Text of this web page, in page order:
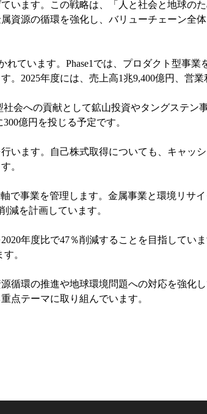
います。この戦略は、「人と社会と地球の
資源の循環を強化し、バリューチェーン全
れています。Phase1では、プロダクト型事
2025年度には、売上高1兆9,400億円、営業
会への貢献として鉱山投資やタングステン
億円を投じる予定です。
います。自己株式取得についても、キャッ
。
事業を管理します。金属事業と環境リサ
減を計画しています。
年度比で47％削減することを目指してい
。
循環の推進や地球環境問題への対応を強化
点テーマに取り組んでいます。